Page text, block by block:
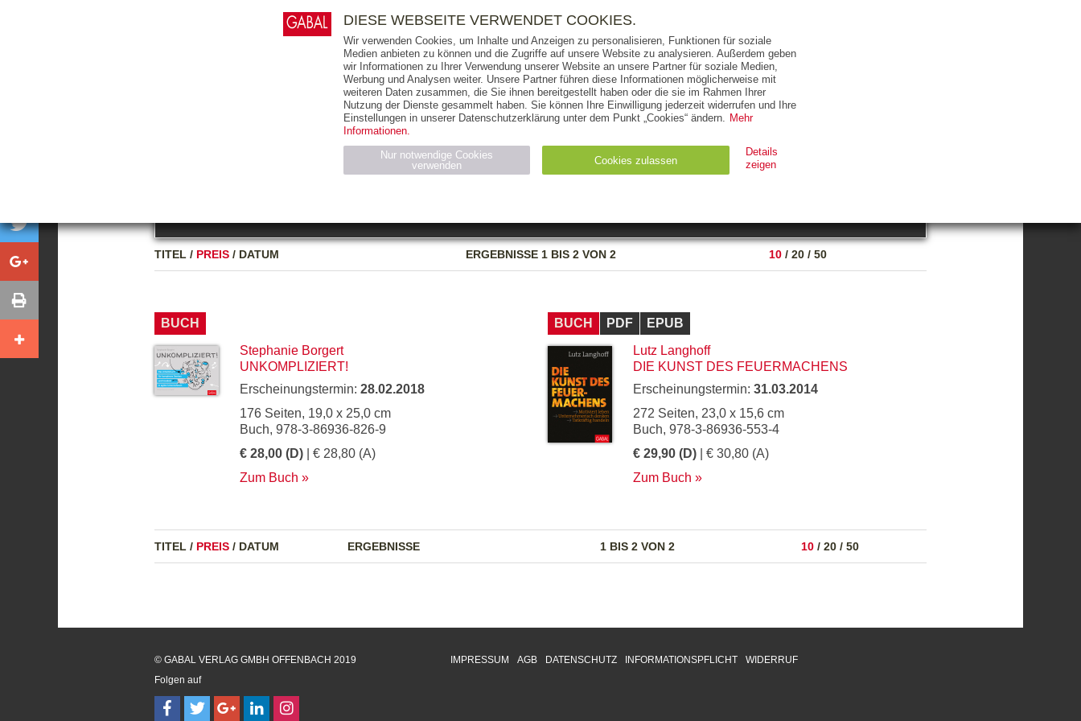
AUSGABEART AUS DER REIHE ZUM THEMA
TITEL / PREIS / DATUM ERGEBNISSE1 BIS 2 VON 2 10 / 20 / 50
BUCH
Stephanie Borgert
UNKOMPLIZIERT!
Erscheinungstermin: 28.02.2018
176 Seiten, 19,0 x 25,0 cm
Buch, 978-3-86936-826-9
€ 28,00 (D) | € 28,80 (A)
Zum Buch
BUCH PDF
EPUB
Lutz Langhoff
DIE KUNST DES FEUERMACHENS
Erscheinungstermin: 31.03.2014
272 Seiten, 23,0 x 15,6 cm
Buch, 978-3-86936-553-4
€ 29,90 (D) | € 30,80 (A)
Zum Buch
TITEL / PREIS / DATUM ERGEBNISSE 1 BIS 2 VON 2 10 / 20 / 50
E-BOOKS AUDIO-CDS MP3 NON-BOOKS
THEMEN AUTOREN VERLAG
RIGHTS PRESSE HANDEL FÜR UNTERNEHMEN
IMPRESSUM AGB DATENSCHUTZ INFORMATIONSPFLICHT WIDERRUF
© GABAL VERLAG GMBH OFFENBACH 2019
Folgen auf
DIESE WEBSEITE VERWENDET COOKIES.
Wir verwenden Cookies, um Inhalte und Anzeigen zu personalisieren, Funktionen für soziale
Medien anbieten zu können und die Zugriffe auf unsere Website zu analysieren. Außerdem geben
wir Informationen zu Ihrer Verwendung unserer Website an unsere Partner für soziale Medien,
Werbung und Analysen weiter. Unsere Partner führen diese Informationen möglicherweise mit
weiteren Daten zusammen, die Sie ihnen bereitgestellt haben oder die sie im Rahmen Ihrer
Nutzung der Dienste gesammelt haben. Sie können Ihre Einwilligung jederzeit widerrufen und Ihre
Einstellungen in unserer Datenschutzerklärung unter dem Punkt „Cookies“ ändern. Mehr
Informationen.
Nur notwendige Cookies
verwenden
Cookies zulassen
Details
zeigen
Name Anbieter Zweck Ablauf
Typ
Wird für die Speicherung der Benutzer-Session verwendet HTTP